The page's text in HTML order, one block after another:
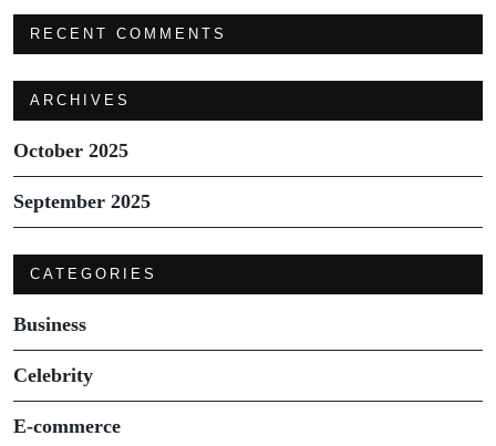
RECENT COMMENTS
ARCHIVES
October 2025
September 2025
CATEGORIES
Business
Celebrity
E-commerce